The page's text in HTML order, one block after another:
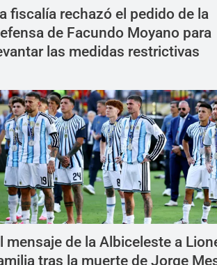
fiscalía rechazó el pedido de la
de Facundo Moyano para
las medidas restrictivas
mensaje de la Albiceleste a
tras la muerte de Jorge